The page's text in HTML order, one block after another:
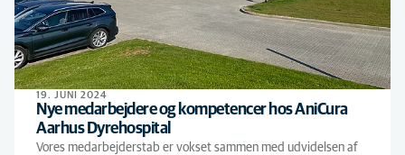
19. JUNI 2024
Nye medarbejdere og kompetencer hos AniCura
Aarhus Dyrehospital
Vores medarbejderstab er vokset sammen med udvidelsen af